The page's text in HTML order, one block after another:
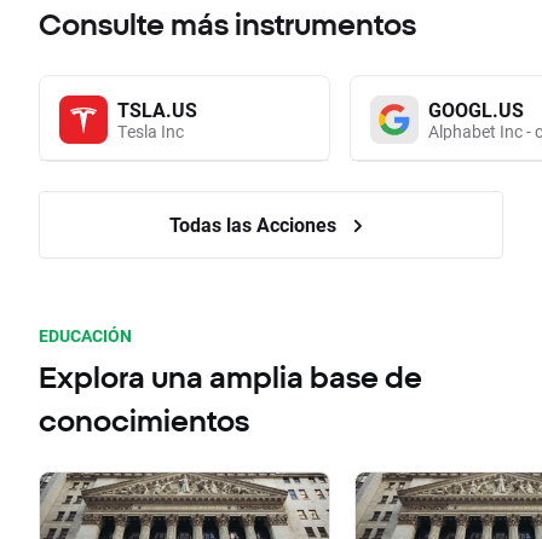
Consulte más instrumentos
TSLA.US
Tesla Inc
GOOGL.US
Alphabet Inc -
Todas las Acciones
EDUCACIÓN
Explora una amplia base de
conocimientos